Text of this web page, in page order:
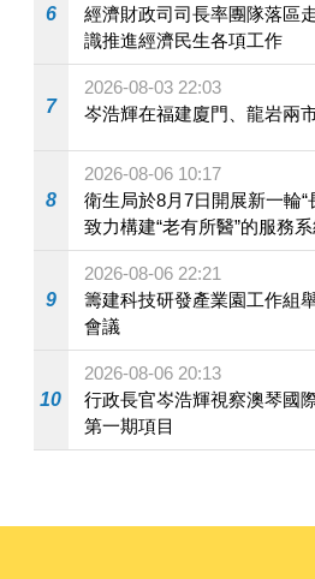
6
經濟財政司司長率團隊落區
識推進經濟民生各項工作
7
2026-08-03 22:03
岑浩輝在福建廈門、龍岩兩
8
2026-08-06 10:17
衛生局於8月7日開展新一輪“
致力構建“老有所醫”的服務
9
2026-08-06 22:21
籌建科技研發產業園工作組
會議
10
2026-08-06 20:13
行政長官岑浩輝視察澳琴國
第一期項目